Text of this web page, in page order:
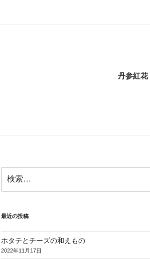
丹参紅花
索:
最近の投稿
ホタテとチーズの和えもの
2022年11月17日